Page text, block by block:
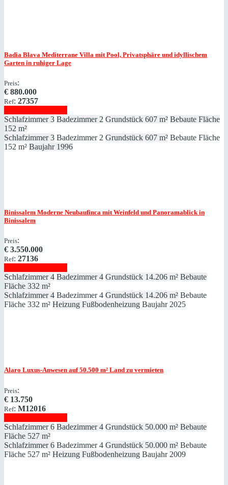
Badia Blava Mediterrane Villa mit Pool, Privatsphäre und idyllischem
Garten in ruhiger Lage
Preis:
€ 880.000
Ref: 27357
Schlafzimmer 3 Badezimmer 2 Grundstück 607 m² Bebaute Fläche
152 m²
Schlafzimmer 3 Badezimmer 2 Grundstück 607 m² Bebaute Fläche
152 m² Baujahr 1996
Binissalem Moderne Neubaufinca mit Weinfeld und Panoramablick in
Binissalem
Preis:
€ 3.550.000
Ref: 27136
Schlafzimmer 4 Badezimmer 4 Grundstück 14.206 m² Bebaute
Fläche 332 m²
Schlafzimmer 4 Badezimmer 4 Grundstück 14.206 m² Bebaute
Fläche 332 m² Heizung Fußbodenheizung Baujahr 2025
Alaro Luxus-Anwesen auf 50.500 m² Land zu vermieten
Preis:
€ 13.750
Ref: M12016
Schlafzimmer 6 Badezimmer 4 Grundstück 50.000 m² Bebaute
Fläche 527 m²
Schlafzimmer 6 Badezimmer 4 Grundstück 50.000 m² Bebaute
Fläche 527 m² Heizung Fußbodenheizung Baujahr 2009